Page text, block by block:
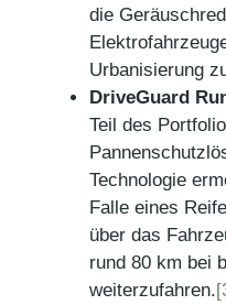
die
Urbanisierung
DriveGuard
Teil des
Technologie
Falle eines
über das
rund 80 km bei
weiterzufahren.